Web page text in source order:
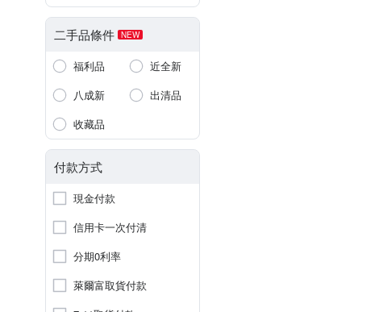
二手品條件 NEW
福利品
近全新
八成新
出清品
收藏品
付款方式
現金付款
信用卡一次付清
分期0利率
萊爾富取貨付款